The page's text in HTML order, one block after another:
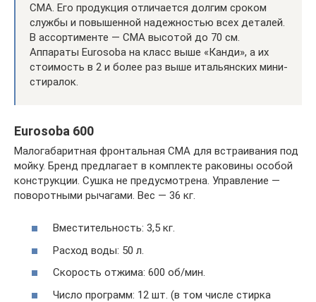
СМА. Его продукция отличается долгим сроком
службы и повышенной надежностью всех деталей.
В ассортименте — СМА высотой до 70 см.
Аппараты Eurosoba на класс выше «Канди», а их
стоимость в 2 и более раз выше итальянских мини-
стиралок.
Eurosoba 600
Малогабаритная фронтальная СМА для встраивания под
мойку. Бренд предлагает в комплекте раковины особой
конструкции. Сушка не предусмотрена. Управление —
поворотными рычагами. Вес — 36 кг.
Вместительность: 3,5 кг.
Расход воды: 50 л.
Скорость отжима: 600 об/мин.
Число программ: 12 шт. (в том числе стирка